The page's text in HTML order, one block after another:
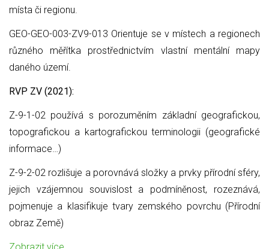
místa či regionu.
GEO-GEO-003-ZV9-013 Orientuje se v místech a regionech
různého měřítka prostřednictvím vlastní mentální mapy
daného území.
RVP ZV (2021):
Z-9-1-02 používá s porozuměním základní geografickou,
topografickou a kartografickou terminologii (geografické
informace…)
Z-9-2-02 rozlišuje a porovnává složky a prvky přírodní sféry,
jejich vzájemnou souvislost a podmíněnost, rozeznává,
pojmenuje a klasifikuje tvary zemského povrchu (Přírodní
obraz Země)